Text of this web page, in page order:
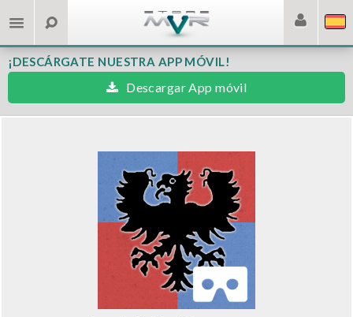
¡DESCÁRGATE NUESTRA APP MÓVIL!
Descargar App móvil